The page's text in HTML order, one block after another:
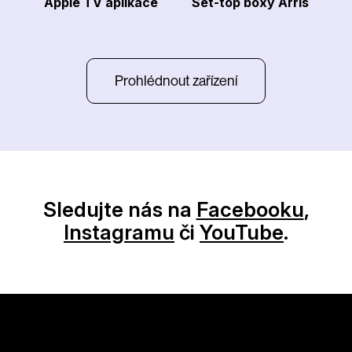
Prohlédnout zařízení
Sledujte nás na Facebooku,
Instagramu či YouTube.